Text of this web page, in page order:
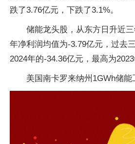
跌了3.76亿元，下跌了3.1%。
储能龙头股，从东方日升近
年净利润均值为-3.79亿元，过去
2024年的-34.36亿元，最高为2023
美国南卡罗来纳州1GWh储能